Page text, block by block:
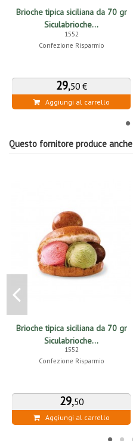
Brioche tipica siciliana da 70 gr
Siculabrioche...
1552
Confezione Risparmio
29,50 €
Aggiungi al carrello
Questo fornitore produce anche
Brioche tipica siciliana da 70 gr
Siculabrioche...
1552
Confezione Risparmio
29,50
Aggiungi al carrello